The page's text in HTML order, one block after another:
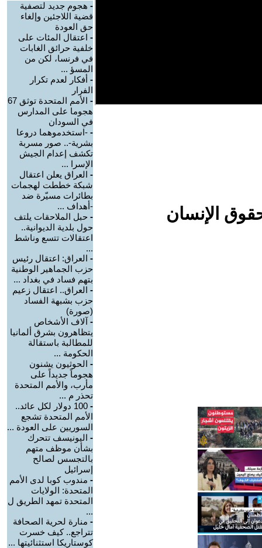
الإنسان
- هجوم جديد لتصفية
قضية اللاجئين وإلغاء
حق العودة
- اعتقال المئات على
خلفية حرائق الغابات
في فرنسا، لكن من
المسؤ ...
- أفكار لعدم تكرار
الفرار
-
الأمم المتحدة توثق 67
هجوما على المدارس
في السودان
- -استخدموهما دروعا
بشرية-.. صور مسربة
تكشف إعدام الجيش
الإسرا ...
- العراق يعلن اعتقال
شبكة خططت لهجمات
بطائرات مسيّرة ضد
-أهداف ...
- حبل الملاحقات يلتف
حول بلدية الديوانية..
اعتقالات تتسع وناشط
...
- العراق: اعتقال رئيس
حزب الجماهير الوطنية
بتهم فساد في بغداد ...
- العراق.. اعتقال زعيم
حزب بشبهة الفساد
(صورة)
- آلاف الأشخاص
يتظاهرون بشرق ألمانيا
للمطالبة باستقالة
الحكومة ...
- الحوثيون يشنون
هجوماً جديداً على
مأرب، والأمم المتحدة
تحذر م ...
-
100 دولار لكل عائد..
الأمم المتحدة تشجع
السوريين على العودة ...
- اليونيسف تتحرك
بشأن موظف متهم
بالتجسس لصالح
إسرائيل
- مندوب كوبا لدى الأمم
المتحدة: الولايات
المتحدة تمهد الطريق ل
...
- منارة لحرية الصحافة
تتراجع.. كيف خسرت
كوستاريكا استثنائيتها ...